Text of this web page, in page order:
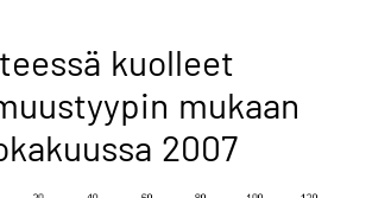
kuolleet
mukaan
2007